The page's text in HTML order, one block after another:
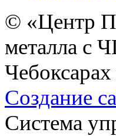
© «Центр
металла с
Создание
Система